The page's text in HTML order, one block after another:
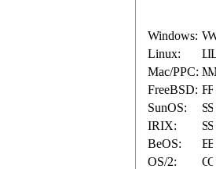
Windows:
Linux:
Mac/PPC:
FreeBSD:
SunOS:
IRIX:
BeOS:
OS/2: